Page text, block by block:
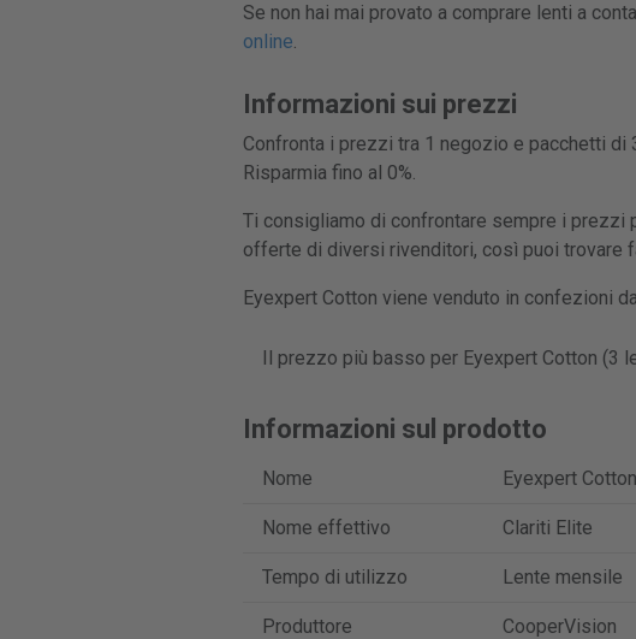
Se non hai mai provato a comprare lenti a
online.
Informazioni sui prezzi
Confronta i prezzi tra 1 negozio e pacchetti
Risparmia fino al 0%.
Ti consigliamo di confrontare sempre i prezzi
offerte di diversi rivenditori, così puoi trovare
Eyexpert Cotton viene venduto in confezioni
Il prezzo più basso per Eyexpert Cotton (3
Informazioni sul prodotto
Nome Eyexpert Cotton
Nome effettivo Clariti Elite
Tempo di utilizzo Lente mensile
Produttore CooperVision